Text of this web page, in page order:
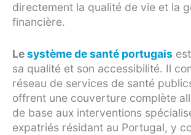
directement la qualité de vie et la
financière.
Lesystème de santé portugais
sa qualité et son accessibilité. Il
réseau de services de santé
offrent une couverture complète
de base aux interventions
expatriés résidant au Portugal, y